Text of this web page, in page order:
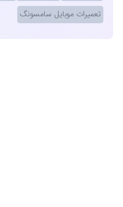
تعمیرات موبایل سامسونگ